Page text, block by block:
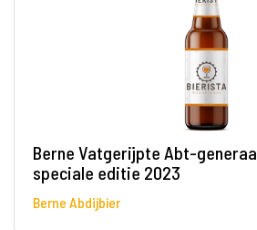
Berne Vatgerijpte Abt-
speciale editie 2023
Berne Abdijbier